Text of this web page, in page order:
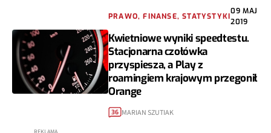
PRAWO, FINANSE, STATYSTYKI
09 MAJ
2019
Kwietniowe wyniki speedtestu.
Stacjonarna czołówka
przyspiesza, a Play z
roamingiem krajowym przegonił
Orange
36 MARIAN SZUTIAK